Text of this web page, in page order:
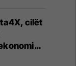
cilët